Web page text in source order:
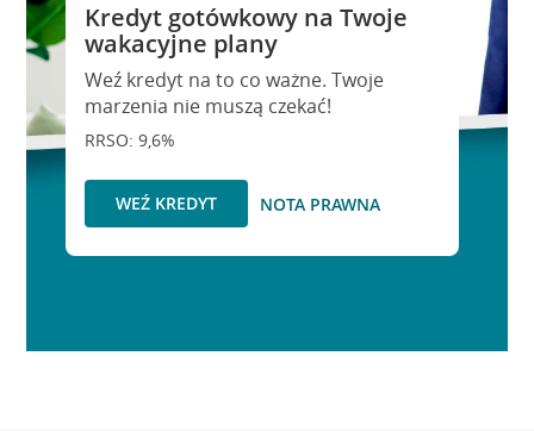
Kredyt gotówkowy na Twoje
wakacyjne plany
Weź kredyt na to co ważne. Twoje
marzenia nie muszą czekać!
RRSO: 9,6%
WEŹ KREDYT NOTA PRAWNA